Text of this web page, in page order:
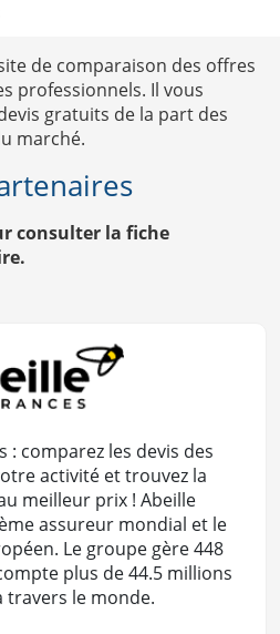
de comparaison des offres
professionnels. Il vous
gratuits de la part des
marché.
consulter la fiche
: comparez les devis des
activité et trouvez la
meilleur prix ! Abeille
assureur mondial et le
Le groupe gère 448
plus de 44.5 millions
travers le monde.